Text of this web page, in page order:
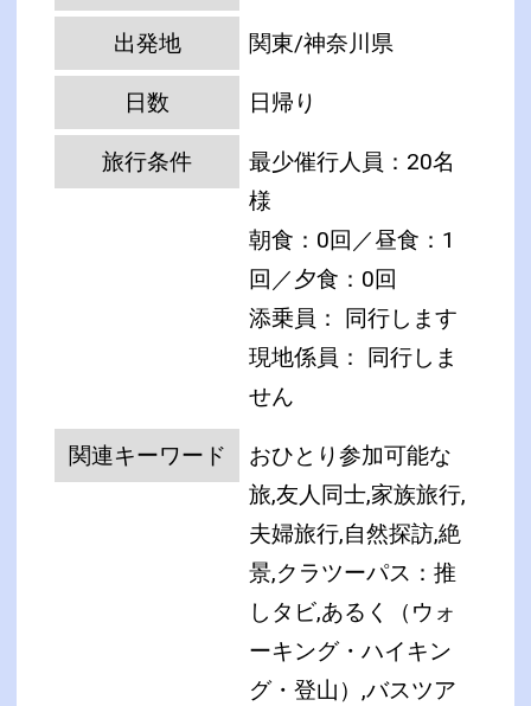
出発地 関東/神奈川県
日数 日帰り
旅行条件
最少催行人員：20名
様
朝食：0回／昼食：1
回／夕食：0回
添乗員： 同行します
現地係員： 同行しま
せん
関連キーワード
おひとり参加可能な
旅,友人同士,家族旅行,
夫婦旅行,自然探訪,絶
景,クラツーパス：推
しタビ,あるく（ウォ
ーキング・ハイキン
グ・登山）,バスツア